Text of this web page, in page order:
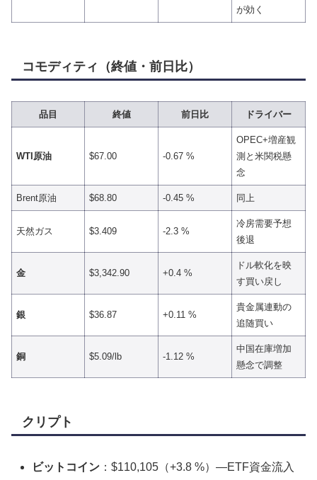
が効く
コモディティ（終値・前日比）
品目 終値 前日比 ドライバー
WTI原油 $67.00 -0.67 %
OPEC+増産観
測と米関税懸
念
Brent原油 $68.80 -0.45 % 同上
天然ガス $3.409 -2.3 %
冷房需要予想
後退
金 $3,342.90 +0.4 %
ドル軟化を映
す買い戻し
銀 $36.87 +0.11 %
貴金属連動の
追随買い
銅 $5.09/lb -1.12 %
中国在庫増加
懸念で調整
クリプト
ビットコイン ：$110,105（+3.8 %）—ETF資金流入